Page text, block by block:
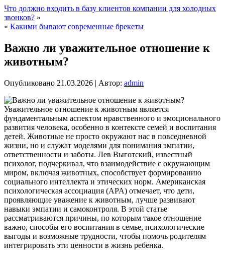
Что должно входить в базу клиентов компании для холодных
звонков? »
« Какими бывают современные брекеты
Важно ли уважительное отношение к
животным?
Опубликовано 21.03.2026 | Автор: admin
Уважительное отношение к животным является
фундаментальным аспектом нравственного и эмоционального
развития человека, особенно в контексте семей и воспитания
детей. Животные не просто окружают нас в повседневной
жизни, но и служат моделями для понимания эмпатии,
ответственности и заботы. Лев Выготский, известный
психолог, подчеркивал, что взаимодействие с окружающим
миром, включая животных, способствует формированию
социального интеллекта и этических норм. Американская
психологическая ассоциация (APA) отмечает, что дети,
проявляющие уважение к животным, лучше развивают
навыки эмпатии и самоконтроля. В этой статье
рассматриваются причины, по которым такое отношение
важно, способы его воспитания в семье, психологические
выгоды и возможные трудности, чтобы помочь родителям
интегрировать эти ценности в жизнь ребенка.